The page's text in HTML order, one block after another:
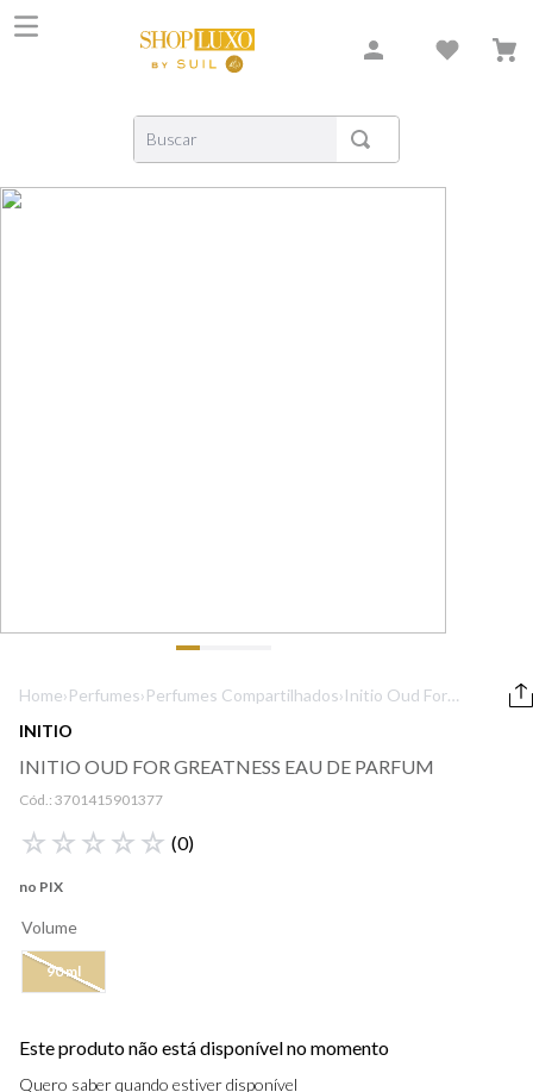
Buscar
Home›Perfumes›Perfumes Compartilhados›Initio Oud For
INITIO
INITIO OUD FOR GREATNESS EAU DE PARFUM
Cód.: 3701415901377
☆ ☆ ☆ ☆ ☆ (0)
no PIX
Volume
90 ml
Este produto não está disponível no momento
Quero saber quando estiver disponível